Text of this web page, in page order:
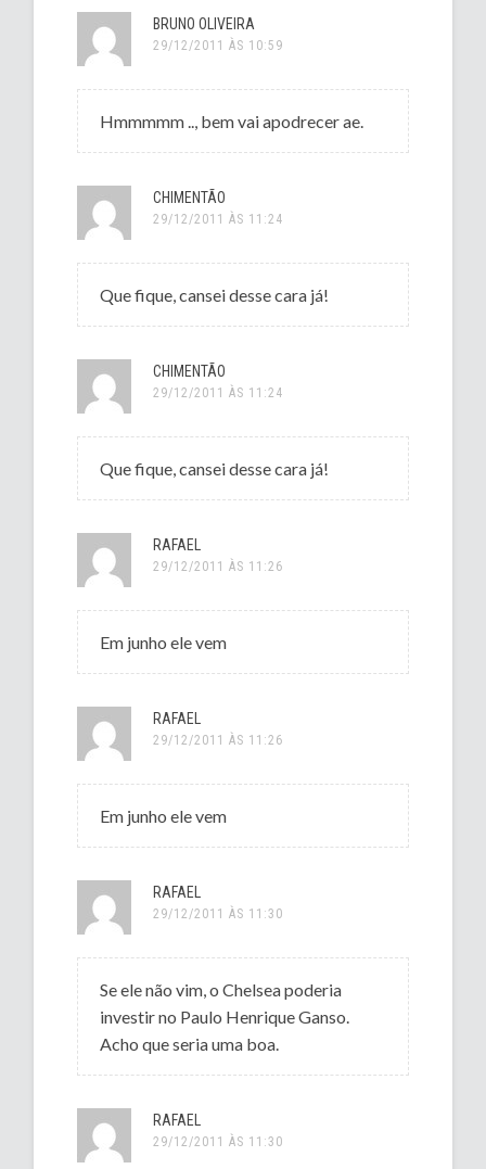
BRUNO OLIVEIRA
29/12/2011 ÀS 10:59
Hmmmmm .., bem vai apodrecer ae.
CHIMENTÃO
29/12/2011 ÀS 11:24
Que fique, cansei desse cara já!
CHIMENTÃO
29/12/2011 ÀS 11:24
Que fique, cansei desse cara já!
RAFAEL
29/12/2011 ÀS 11:26
Em junho ele vem
RAFAEL
29/12/2011 ÀS 11:26
Em junho ele vem
RAFAEL
29/12/2011 ÀS 11:30
Se ele não vim, o Chelsea poderia
investir no Paulo Henrique Ganso.
Acho que seria uma boa.
RAFAEL
29/12/2011 ÀS 11:30